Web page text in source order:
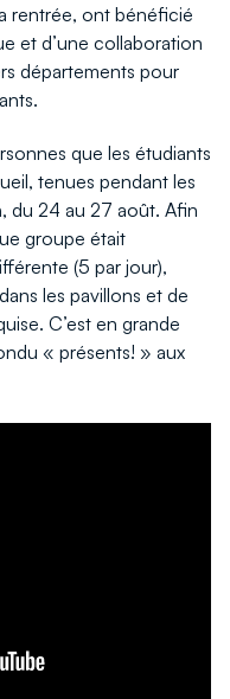
rentrée, ont bénéficié
et d’une collaboration
départements pour
que les étudiants
tenues pendant les
du 24 au 27 août. Afin
groupe était
(5 par jour),
les pavillons et de
C’est en grande
« présents! » aux